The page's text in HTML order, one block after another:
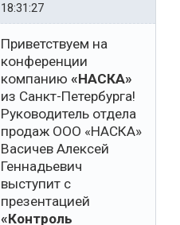
18:31:27
Приветствуем на
конференции
компанию «НАСКА»
из Санкт-Петербурга!
Руководитель отдела
продаж ООО «НАСКА»
Васичев Алексей
Геннадьевич
выступит с
презентацией
«Контроль